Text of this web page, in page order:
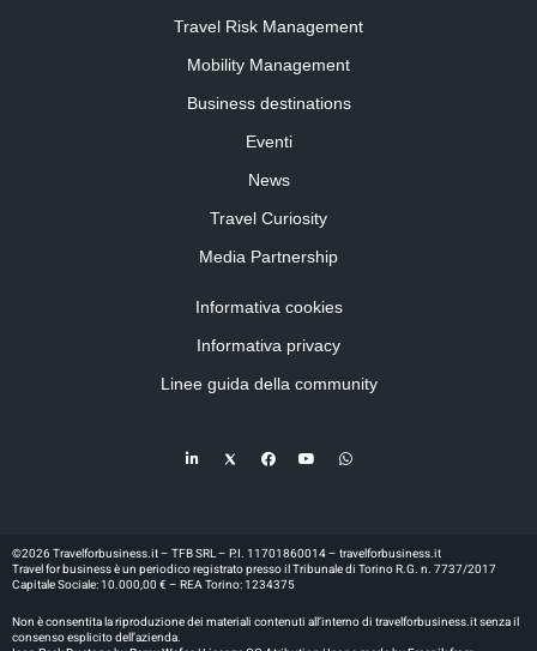
Travel Risk Management
Mobility Management
Business destinations
Eventi
News
Travel Curiosity
Media Partnership
Informativa cookies
Informativa privacy
Linee guida della community
©2026 Travelforbusiness.it – TFB SRL – P.I. 11701860014 – travelforbusiness.it
Travel for business è un periodico registrato presso il Tribunale di Torino R.G. n. 7737/2017
Capitale Sociale: 10.000,00 € – REA Torino: 1234375
Non è consentita la riproduzione dei materiali contenuti all’interno di travelforbusiness.it senza il
consenso esplicito dell’azienda.